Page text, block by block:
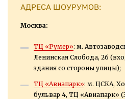
АДРЕСА ШОУРУМОВ:
Москва:
ТЦ «Румер»: м.
Ленинская Слобода, 26
здания со стороны улицы);
ТЦ «Авиапарк»: м. ЦСКА,
бульвар 4, ТЦ «Авиапарк»